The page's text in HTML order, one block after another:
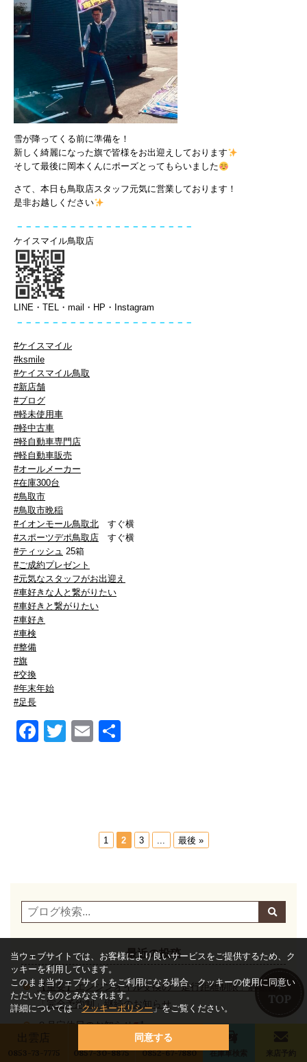
雪が降ってくる前に準備を！
新しく綺麗になった旗で皆様をお出迎えしております
そして最後に岡本くんにポーズとってもらいました
さて、本日も鳥取店スタッフ元気に営業しております！
是非お越しください
－－－－－－－－－－－－－－－－－－－－
ケイスマイル鳥取店
LINE・TEL・mail・HP・Instagram
－－－－－－－－－－－－－－－－－－ －－
#ケイスマイル
#ksmile
#ケイスマイル鳥取
#新店舗
#ブログ
#軽未使用車
#軽中古車
#軽自動車専門店
#軽自動車販売
#オールメーカー
#在庫300台
#鳥取市
#鳥取市晩稲
#イオンモール鳥取北 すぐ横
#スポーツデポ鳥取店 すぐ横
#ティッシュ 25箱
#ご成約プレゼント
#元気なスタッフがお出迎え
#車好きな人と繋がりたい
#車好きと繋がりたい
#車好き
#車検
#整備
#旗
#交換
#年末年始
#足長
Facebook
TwitterEmail
1 2 3 最後 »
最近の投稿
【重要】エンジンオイル交換の「走行距離制限」解除と
「完全予約制」継続のお知らせ
８月定休日のお知らせ
【8月 営業時間変更日のお知らせ】
出雲店
0853-73-7775 0857-30-8875
松江店
0852-67-7880 在庫車検索
当ウェブサイトでは、お客様により良いサービスをご提供するため、ク
ッキーを利用しています。
このまま当ウェブサイトをご利用になる場合、クッキーの使用に同意い
ただいたものとみなされます。
詳細については「クッキーポリシー」をご覧ください。
同意する